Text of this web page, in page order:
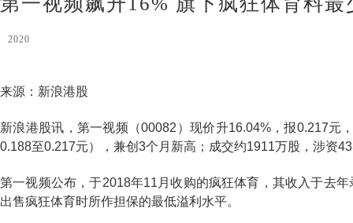
2020
来源：新浪港股
新浪港股讯，第一视频（00082）现价升16.04%，报0.217元
0.188至0.217元），兼创3个月新高；成交约1911万股，涉资
第一视频公布，于2018年11月收购的疯狂体育，其收入于去
出售疯狂体育时所作担保的最低溢利水平。